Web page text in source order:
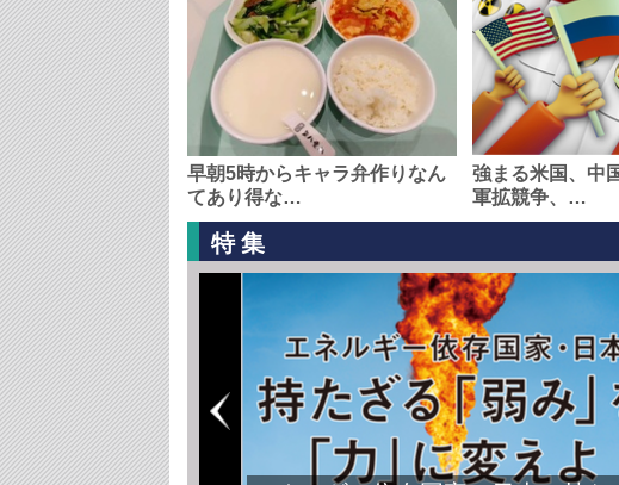
早朝5時からキャラ弁作りなん
てあり得な…
強まる米国、中
軍拡競争、…
特集